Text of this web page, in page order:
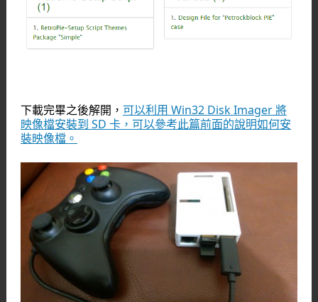
下載完畢之後解開， 可以利用 Win32 Disk Imager 將
映像檔安裝到 SD 卡，可以參考此篇前面的說明如何安
裝映像檔。